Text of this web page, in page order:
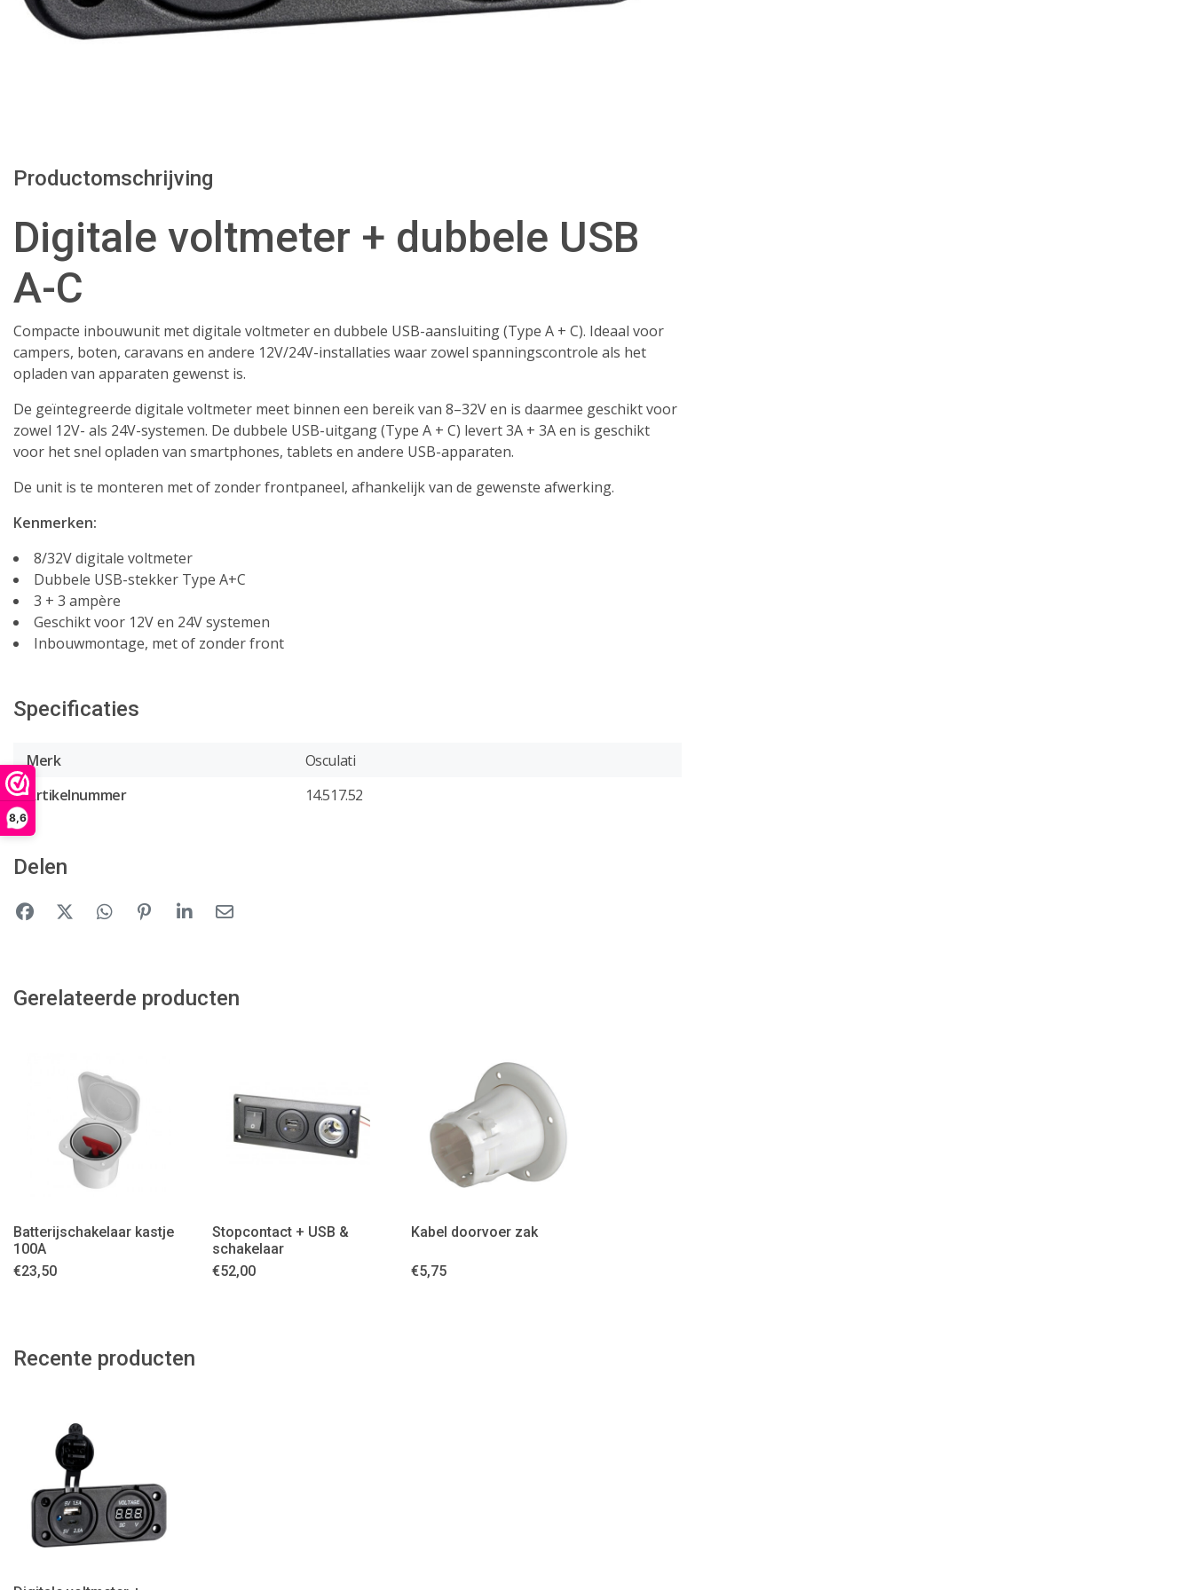
8,6
Productomschrijving
Digitale voltmeter + dubbele USB
A-C
Compacte inbouwunit met digitale voltmeter en dubbele USB-aansluiting (Type A + C). Ideaal voor
campers, boten, caravans en andere 12V/24V-installaties waar zowel spanningscontrole als het
opladen van apparaten gewenst is.
De geïntegreerde digitale voltmeter meet binnen een bereik van 8–32V en is daarmee geschikt voor
zowel 12V- als 24V-systemen. De dubbele USB-uitgang (Type A + C) levert 3A + 3A en is geschikt
voor het snel opladen van smartphones, tablets en andere USB-apparaten.
De unit is te monteren met of zonder frontpaneel, afhankelijk van de gewenste afwerking.
Kenmerken:
8/32V digitale voltmeter
Dubbele USB-stekker Type A+C
3 + 3 ampère
Geschikt voor 12V en 24V systemen
Inbouwmontage, met of zonder front
Specificaties
Merk
Osculati
Artikelnummer
14.517.52
Delen
Gerelateerde producten
Batterijschakelaar kastje
100A
€23,50
Stopcontact + USB &
schakelaar
€52,00
Kabel doorvoer zak
€5,75
Recente producten